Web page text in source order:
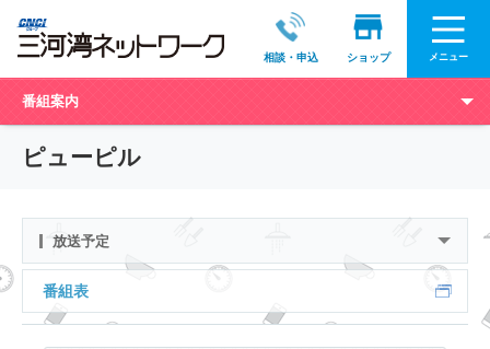
相談・申込 ショップ メニュー
番組案内
ピューピル
放送予定
番組表